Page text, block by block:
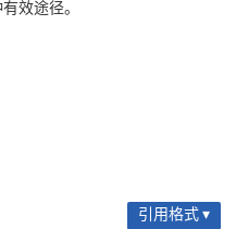
效途径。
引用格式 ▾